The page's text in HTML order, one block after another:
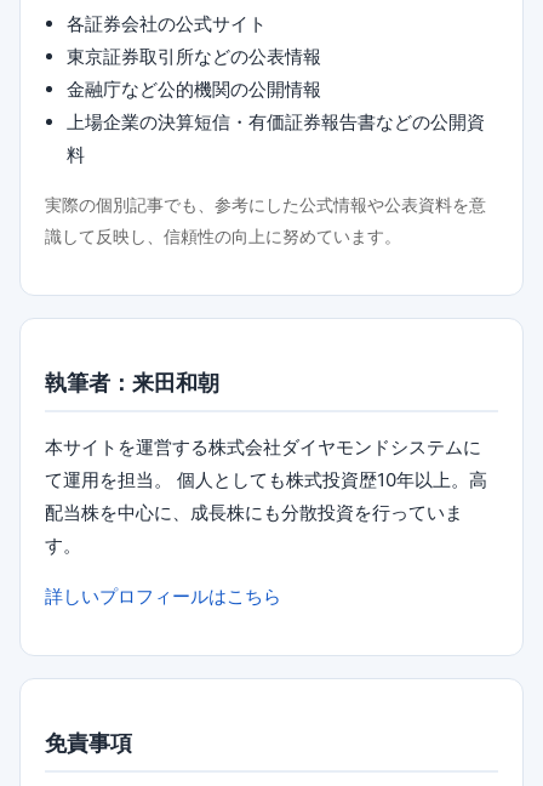
各証券会社の公式サイト
東京証券取引所などの公表情報
金融庁など公的機関の公開情報
上場企業の決算短信・有価証券報告書などの公開資
料
実際の個別記事でも、参考にした公式情報や公表資料を意
識して反映し、信頼性の向上に努めています。
執筆者：来田和朝
本サイトを運営する株式会社ダイヤモンドシステムに
て運用を担当。 個人としても株式投資歴10年以上。高
配当株を中心に、成長株にも分散投資を行っていま
す。
詳しいプロフィールはこちら
免責事項